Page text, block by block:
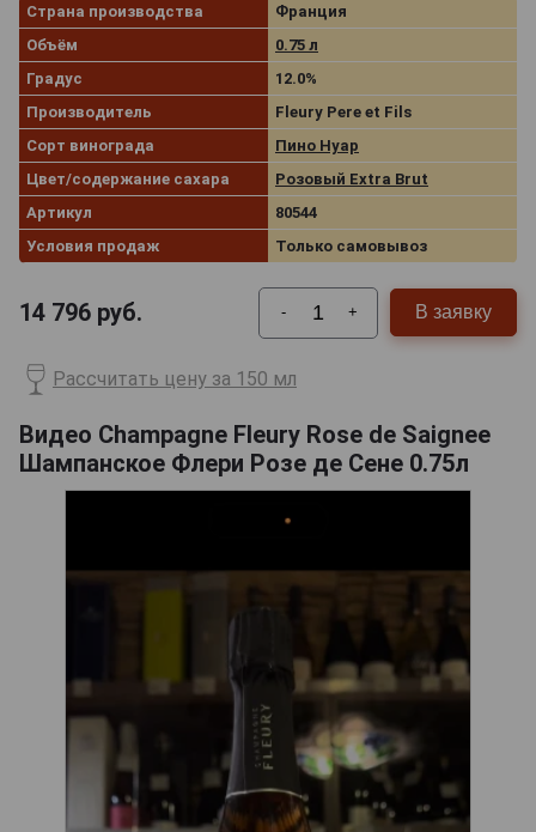
Страна производства
Франция
Объём
0.75 л
Градус
12.0%
Производитель
Fleury Pere et Fils
Сорт винограда
Пино Нуар
Цвет/содержание сахара
Розовый Extra Brut
Артикул
80544
Условия продаж
Только самовывоз
14 796 руб. - + В заявку
Рассчитать цену за 150 мл
Видео Champagne Fleury Rose de Saignee
Шампанское Флери Розе де Сене 0.75л